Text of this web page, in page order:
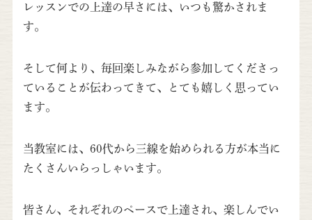
レッスンでの上達の早さには、いつも驚かされま
す。
そして何より、毎回楽しみながら参加してくださっ
ていることが伝わってきて、とても嬉しく思ってい
ます。
当教室には、60代から三線を始められる方が本当に
たくさんいらっしゃいます。
皆さん、それぞれのペースで上達され、楽しんでい